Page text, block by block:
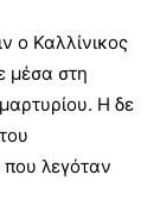
ο Καλλίνικος
μέσα στη
Η δε
που λεγόταν